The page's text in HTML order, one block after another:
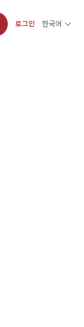
로그인 한국어